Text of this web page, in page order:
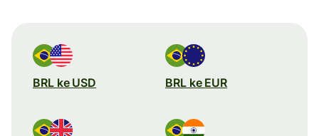
BRL ke USD BRL ke EUR